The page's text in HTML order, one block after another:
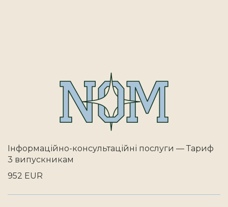
Інформаційно-консультаційні послуги — Тариф
3 випускникам
952 EUR